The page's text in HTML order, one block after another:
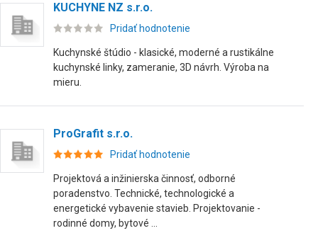
KUCHYNE NZ s.r.o.
Pridať hodnotenie
Kuchynské štúdio - klasické, moderné a rustikálne
kuchynské linky, zameranie, 3D návrh. Výroba na
mieru.
ProGrafit s.r.o.
Pridať hodnotenie
Projektová a inžinierska činnosť, odborné
poradenstvo. Technické, technologické a
energetické vybavenie stavieb. Projektovanie -
rodinné domy, bytové ...